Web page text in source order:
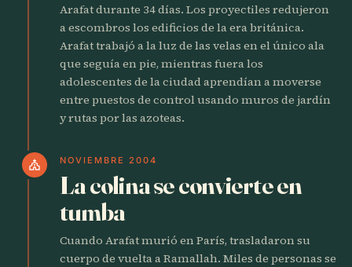
Arafat durante 34 días. Los proyectiles redujeron
a escombros los edificios de la era británica.
Arafat trabajó a la luz de las velas en el único ala
que seguía en pie, mientras fuera los
adolescentes de la ciudad aprendían a moverse
entre puestos de control usando muros de jardín
y rutas por las azoteas.
church NOVIEMBRE 2004
La colina se convierte en
tumba
Cuando Arafat murió en París, trasladaron su
cuerpo de vuelta a Ramallah. Miles de personas se